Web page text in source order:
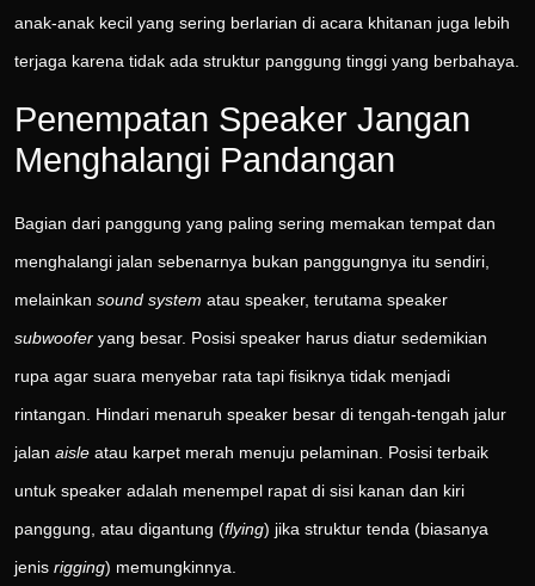
anak-anak kecil yang sering berlarian di acara khitanan juga lebih
terjaga karena tidak ada struktur panggung tinggi yang berbahaya.
Penempatan Speaker Jangan
Menghalangi Pandangan
Bagian dari panggung yang paling sering memakan tempat dan
menghalangi jalan sebenarnya bukan panggungnya itu sendiri,
melainkan sound system atau speaker, terutama speaker
subwoofer yang besar. Posisi speaker harus diatur sedemikian
rupa agar suara menyebar rata tapi fisiknya tidak menjadi
rintangan. Hindari menaruh speaker besar di tengah-tengah jalur
jalan aisle atau karpet merah menuju pelaminan. Posisi terbaik
untuk speaker adalah menempel rapat di sisi kanan dan kiri
panggung, atau digantung (flying) jika struktur tenda (biasanya
jenis rigging) memungkinnya.